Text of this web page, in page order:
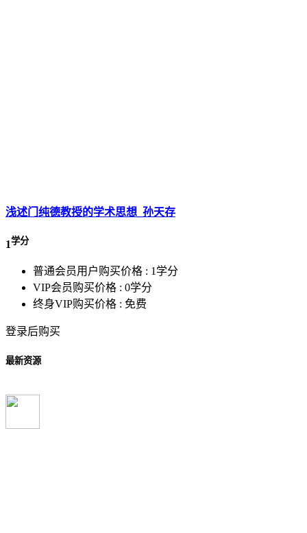
浅述门纯德教授的学术思想_孙天存
1学分
普通会员用户购买价格 : 1学分
VIP会员购买价格 : 0学分
终身VIP购买价格 : 免费
登录后购买
最新资源